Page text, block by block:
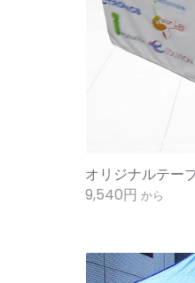
オリジナルテー
9,540円 から